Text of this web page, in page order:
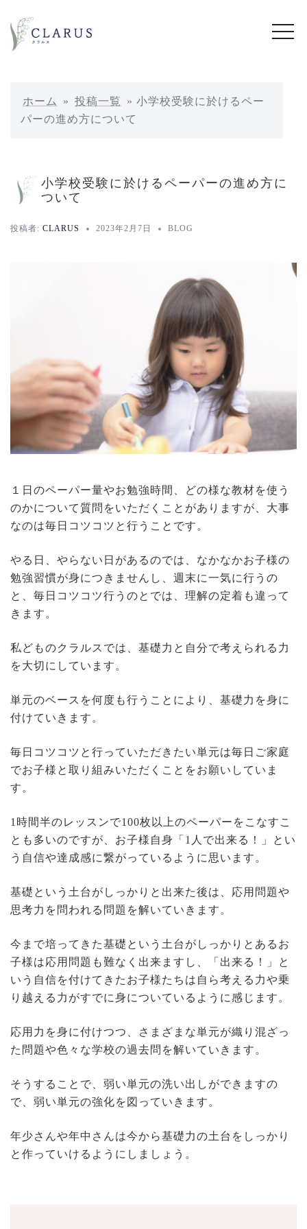
ン
ホーム » 投稿一覧 » 小学校受験に於けるペー
パーの進め方について
小学校受験に於けるペーパーの進め方に
ついて
投稿者: CLARUS 2023年2月7日 BLOG
１日のペーパー量やお勉強時間、どの様な教材を使う
のかについて質問をいただくことがありますが、大事
なのは毎日コツコツと行うことです。
やる日、やらない日があるのでは、なかなかお子様の
勉強習慣が身につきませんし、週末に一気に行うの
と、毎日コツコツ行うのとでは、理解の定着も違って
きます。
私どものクラルスでは、基礎力と自分で考えられる力
を大切にしています。
単元のベースを何度も行うことにより、基礎力を身に
付けていきます。
毎日コツコツと行っていただきたい単元は毎日ご家庭
でお子様と取り組みいただくことをお願いしていま
す。
1 時間半のレッスンで100枚以上のペーパーをこなすこ
とも多いのですが、お子様自身「 1 人で出来る！」とい
う自信や達成感に繋がっているように思います。
基礎という土台がしっかりと出来た後は、応用問題や
思考力を問われる問題を解いていきます。
今まで培ってきた基礎という土台がしっかりとあるお
子様は応用問題も難なく出来ますし、「出来る！」と
いう自信を付けてきたお子様たちは自ら考える力や乗
り越える力がすでに身についているように感じます。
応用力を身に付けつつ、さまざまな単元が織り混ざっ
た問題や色々な学校の過去問を解いていきます。
そうすることで、弱い単元の洗い出しができますの
で、弱い単元の強化を図っていきます。
年少さんや年中さんは今から基礎力の土台をしっかり
と作っていけるようにしましょう。